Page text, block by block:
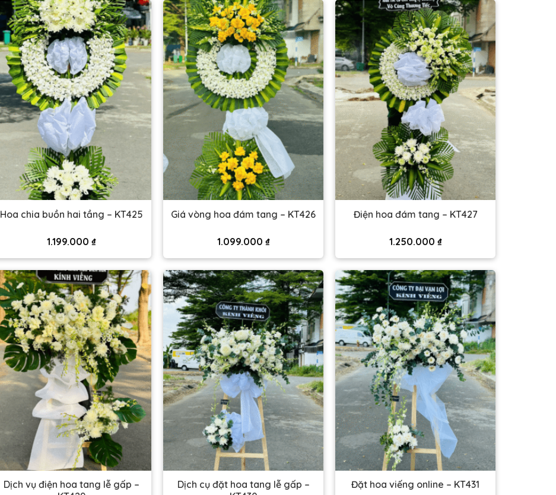
Hoa chia buồn hai tầng – KT425
1.199.000 ₫
Giá vòng hoa đám tang – KT426
1.099.000 ₫
Điện hoa đám tang – KT427
1.250.000 ₫
Dịch vụ điện hoa tang lễ gấp –
Dịch cụ đặt hoa tang lễ gấp –
Đặt hoa viếng online – KT431